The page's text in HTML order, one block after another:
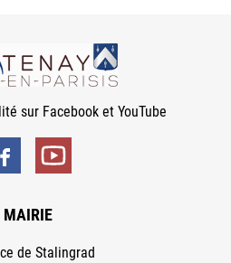
sur Facebook et YouTube
MAIRIE
de Stalingrad